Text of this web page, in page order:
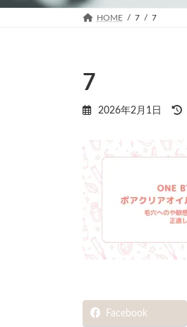
HOME 7 7
7
2026年2月1日
Facebook